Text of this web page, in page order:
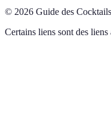
© 2026 Guide des Cocktails
Certains liens sont des